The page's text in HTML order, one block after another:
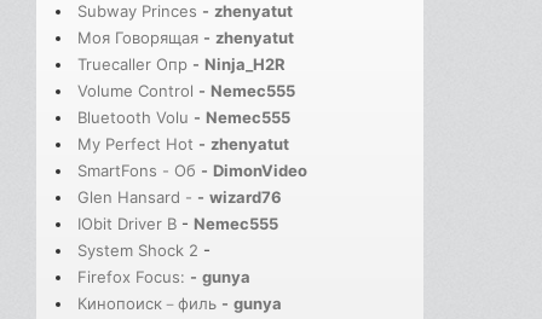
Subway Princes - zhenyatut
Моя Говорящая - zhenyatut
Truecaller Опр - Ninja_H2R
Volume Control - Nemec555
Bluetooth Volu - Nemec555
My Perfect Hot - zhenyatut
SmartFons - Об - DimonVideo
Glen Hansard - - wizard76
IObit Driver B - Nemec555
System Shock 2 -
Firefox Focus: - gunya
Кинопоиск－филь - gunya